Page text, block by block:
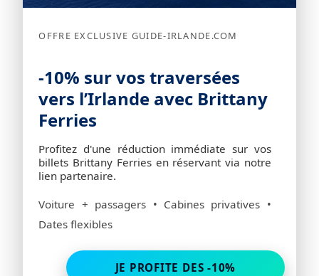
OFFRE EXCLUSIVE GUIDE-IRLANDE.COM
-10% sur vos traversées
vers l’Irlande avec Brittany
Ferries
Profitez d'une réduction immédiate sur vos
billets Brittany Ferries en réservant via notre
lien partenaire.
Voiture + passagers • Cabines privatives •
Dates flexibles
JE PROFITE DES -10%